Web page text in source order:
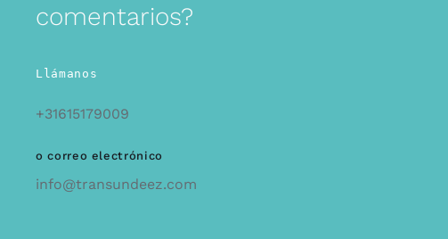
comentarios?
Llámanos
+31615179009
o correo electrónico
info@transundeez.com